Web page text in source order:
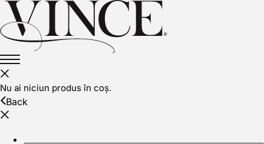
Nu ai niciun produs în coș.
Back